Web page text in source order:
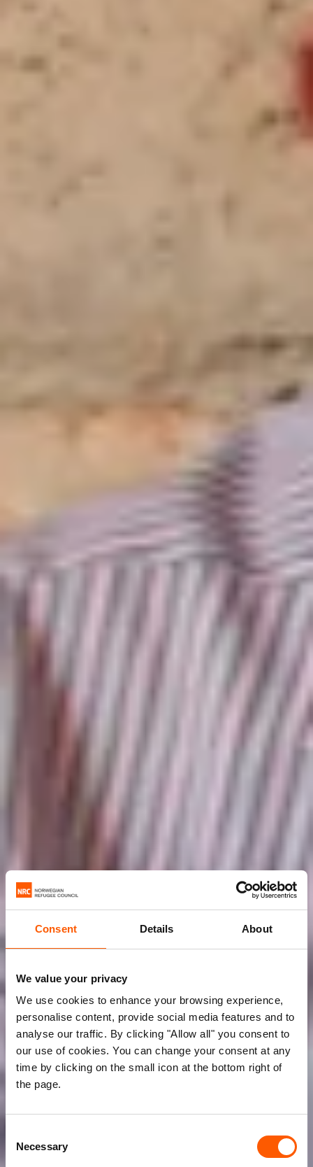
Consent Details About
We value your privacy
We use cookies to enhance your browsing experience,
personalise content, provide social media features and to
analyse our traffic. By clicking "Allow all" you consent to
our use of cookies. You can change your consent at any
time by clicking on the small icon at the bottom right of
the page.
Selection
Necessary